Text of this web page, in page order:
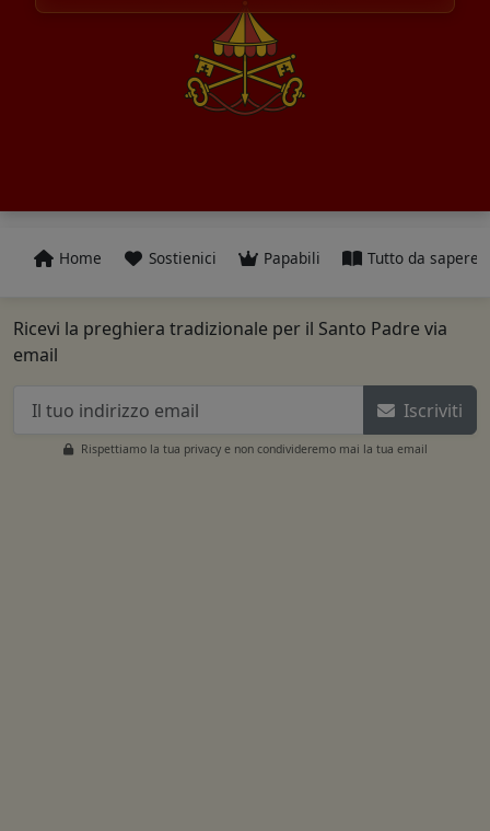
Home Sostienici Papabili Tutto da sapere
Ricevi la preghiera tradizionale per il Santo Padre via
email
Iscriviti
Rispettiamo la tua privacy e non condivideremo mai la tua email